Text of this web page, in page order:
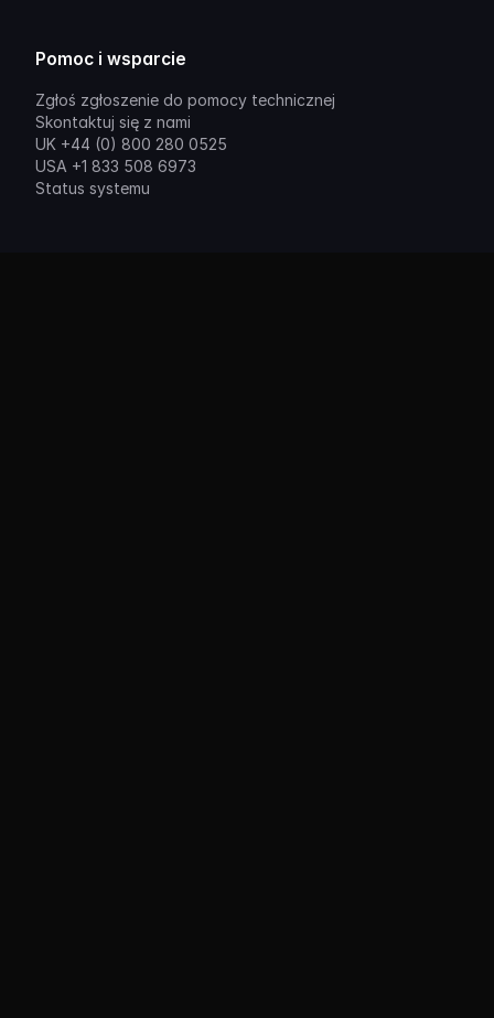
Pomoc i wsparcie
Zgłoś zgłoszenie do pomocy technicznej
Skontaktuj się z nami
UK +44 (0) 800 280 0525
USA +1 833 508 6973
Status systemu